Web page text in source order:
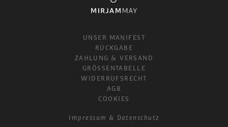
UNSER MANIFEST
RÜCKGABE
ZAHLUNG & VERSAND
GRÖSSENTABELLE
WIDERRUFSRECHT
AGB
COOKIES
Impressum
Datenschutz